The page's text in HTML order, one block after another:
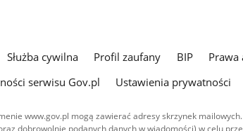
Służba cywilna Profil zaufany BIP Prawa
serwisu Gov.pl
Ustawienia prywatności
www.gov.pl mogą zawierać adresy skrzynek
dobrowolnie podanych danych w wiadomości) w celu